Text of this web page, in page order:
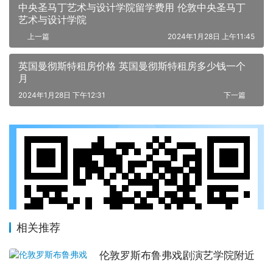
中央圣马丁艺术与设计学院留学费用 伦敦中央圣马丁
艺术与设计学院
上一篇 2024年1月28日 上午11:45
英国曼彻斯特租房价格 英国曼彻斯特租房多少钱一个
月
下一篇
2024年1月28日 下午12:31
相关推荐
伦敦罗斯布鲁弗戏剧演艺学院附近